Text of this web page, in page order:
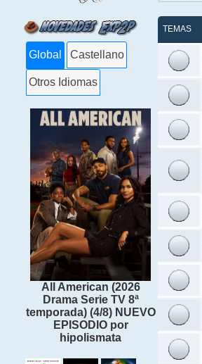
Global Castellano
Otros Idiomas
All American (2026
Drama Serie TV 8ª
temporada) (4/8) NUEVO
EPISODIO por
hipolismata
TEMAS